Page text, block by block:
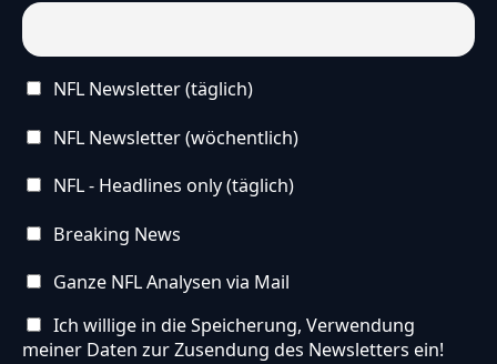
NFL Newsletter (täglich)
NFL Newsletter (wöchentlich)
NFL - Headlines only (täglich)
Breaking News
Ganze NFL Analysen via Mail
Ich willige in die Speicherung, Verwendung
meiner Daten zur Zusendung des Newsletters ein!